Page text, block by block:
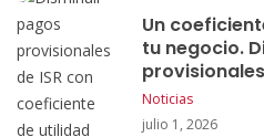
Un
tu negocio.
provisionales
Noticias
julio 1, 2026